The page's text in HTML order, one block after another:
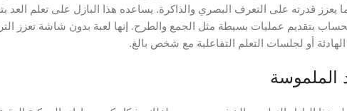
الحساب بتقديم عمليات بسيطة مثل الجمع والطرح. إنها لعبة بدون شاشة تعزز
أو لجلسات التعلم التفاعلية مع شخص بالغ.
الملموسة